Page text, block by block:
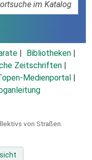
Bibliotheken
Zeitschriften
Medienportal
von Straßen.